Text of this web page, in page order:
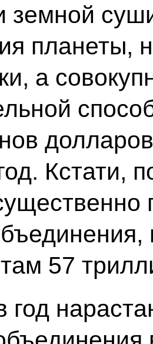
земной
планеты,
а
Кстати,
57
год